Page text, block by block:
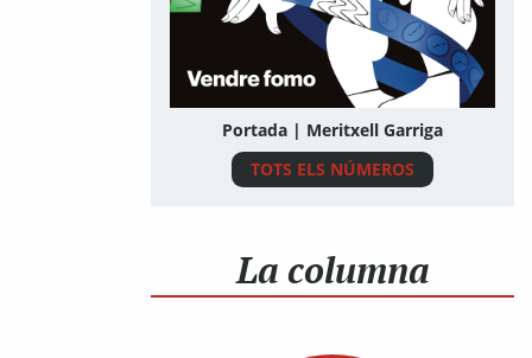
Portada | Meritxell Garriga
TOTS ELS NÚMEROS
La columna